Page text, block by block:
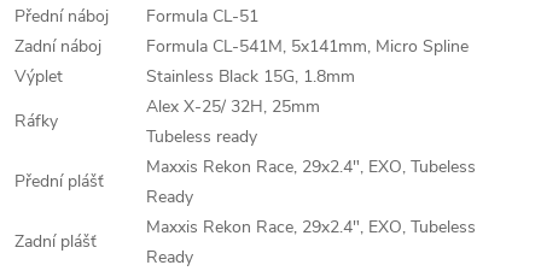
Přední náboj
Formula CL-51
Zadní náboj
Formula CL-541M, 5x141mm, Micro Spline
Výplet
Stainless Black 15G, 1.8mm
Ráfky
Alex X-25/ 32H, 25mm
Tubeless ready
Přední plášť
Maxxis Rekon Race, 29x2.4", EXO, Tubeless
Ready
Zadní plášť
Maxxis Rekon Race, 29x2.4", EXO, Tubeless
Ready